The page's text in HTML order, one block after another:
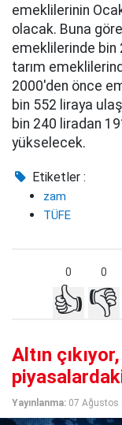
emeklilerinin
olacak. Buna
emeklilerinde bin
tarım
2000'den önce
bin 552 liraya
bin 240 liradan
yükselecek.
Etiketler :
zam
TÜFE
0 0
👍 👎
Altın
Yayınlanma: 07 Ağustos